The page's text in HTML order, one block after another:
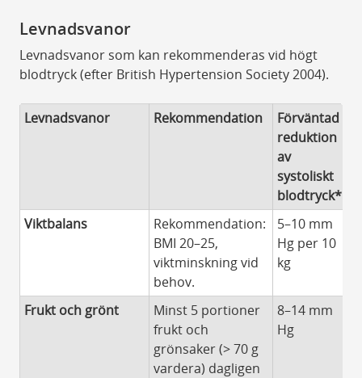
Levnadsvanor
Levnadsvanor som kan rekommenderas vid högt
blodtryck (efter British Hypertension Society 2004).
Levnadsvanor Rekommendation
Förväntad
reduktion
av
systoliskt
blodtryck*
Viktbalans
Rekommendation:
BMI 20–25,
viktminskning vid
behov.
5–10 mm
Hg per 10
kg
Frukt och grönt
Minst 5 portioner
frukt och
grönsaker (> 70 g
vardera) dagligen
8–14 mm
Hg